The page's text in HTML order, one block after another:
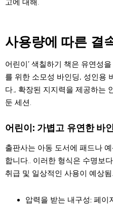
고에 대해.
사용량에 따른 결
어린이’ 색칠하기 책은 유연성
를 위한 소모성 바인딩, 성인용
다., 확장된 지지력을 제공하는
둔 세션.
어린이: 가볍고 유연한 바
출판사는 아동 도서에 패드나
합니다.. 이러한 형식은 수명보
취급 및 일상적인 사용이 예상됨.
압력을 받는 내구성: 페이